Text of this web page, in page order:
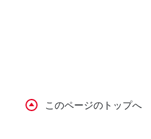
このページのトップへ